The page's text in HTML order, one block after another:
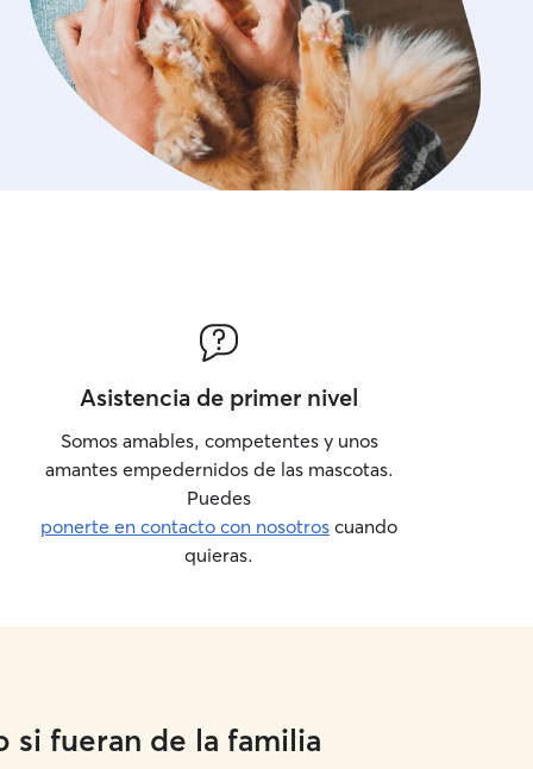
Asistencia de primer nivel
Somos amables, competentes y unos
amantes empedernidos de las mascotas.
Puedes
ponerte en contacto con nosotros cuando
quieras.
si fueran de la familia